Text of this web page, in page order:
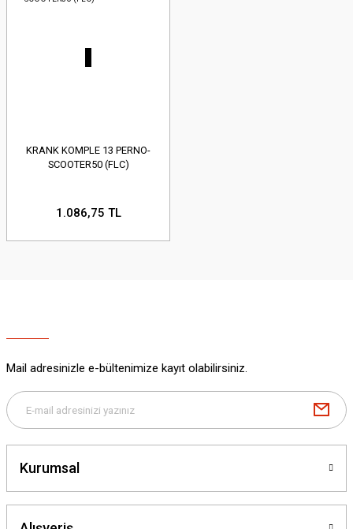
KRANK KOMPLE 13 PERNO-
SCOOTER50 (FLC)
1.086,75 TL
Mail adresinizle e-bültenimize kayıt olabilirsiniz.
Kurumsal